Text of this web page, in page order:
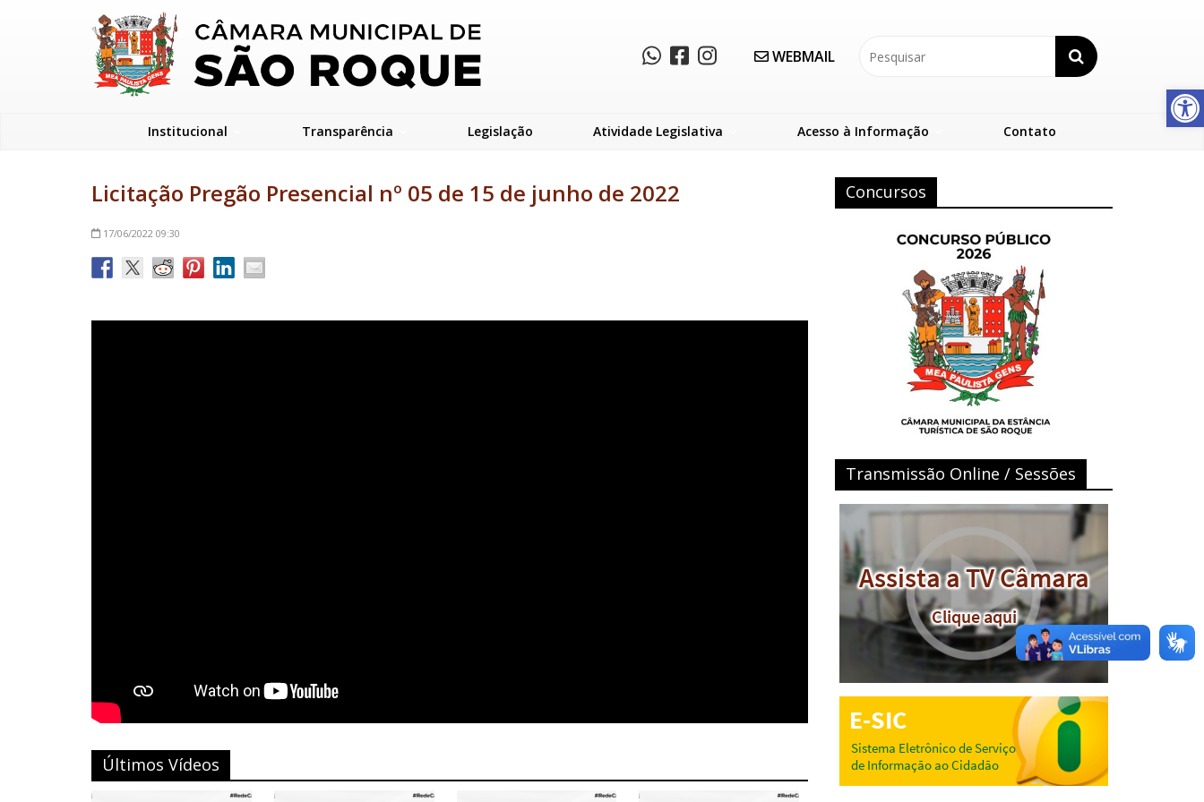
Abrir a barra de ferramentas
WEBMAIL
Institucional Transparência Legislação Atividade Legislativa Acesso à Informação Contato
Licitação Pregão Presencial nº 05 de 15 de junho de 2022
17/06/202209:30
Últimos Vídeos
Concursos
Transmissão Online / Sessões